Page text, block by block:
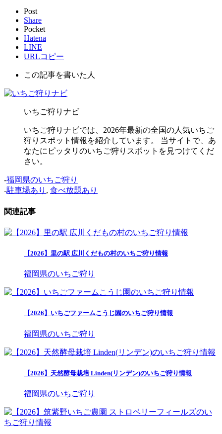
Post
Share
Pocket
Hatena
LINE
URLコピー
この記事を書いた人
いちご狩りナビ
いちご狩りナビでは、2026年最新の全国の人気いちご
狩りスポット情報を紹介しています。 当サイトで、あ
なたにピッタリのいちご狩りスポットを見つけてくだ
さい。
-福岡県のいちご狩り
-駐車場あり , 食べ放題あり
関連記事
【2026】里の駅 広川くだもの村のいちご狩り情報
福岡県のいちご狩り
【2026】いちごファームこうじ園のいちご狩り情報
福岡県のいちご狩り
【2026】天然酵母栽培 Linden(リンデン)のいちご狩り情報
福岡県のいちご狩り